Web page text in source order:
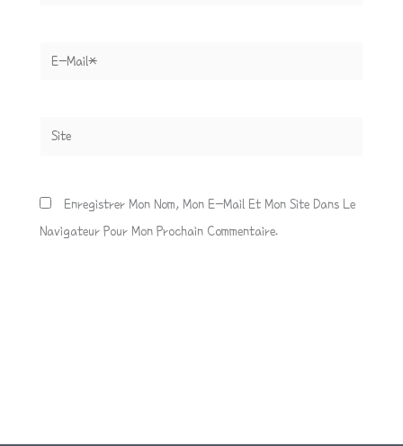
E-
Site
Enregistrer Mon Nom, Mon E-Mail Et Mon Site Dans Le
Navigateur Pour Mon Prochain Commentaire.